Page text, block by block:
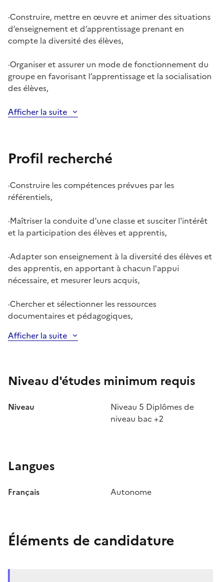
·Construire, mettre en œuvre et animer des situations
d’enseignement et d’apprentissage prenant en
compte la diversité des élèves,
·Organiser et assurer un mode de fonctionnement du
groupe en favorisant l’apprentissage et la socialisation
des élèves,
Afficher la suite
Profil recherché
·Construire les compétences prévues par les
référentiels,
·Maîtriser la conduite d'une classe et susciter l'intérêt
et la participation des élèves et apprentis,
·Adapter son enseignement à la diversité des élèves et
des apprentis, en apportant à chacun l'appui
nécessaire, et mesurer leurs acquis,
·Chercher et sélectionner les ressources
documentaires et pédagogiques,
Afficher la suite
Niveau d'études minimum requis
Niveau
Niveau 5 Diplômes de
niveau bac +2
Langues
Français Autonome
Éléments de candidature